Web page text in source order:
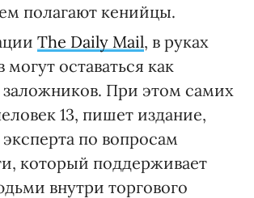
полагают кенийцы.
The Daily Mail, в руках
оставаться как
При этом самих
13, пишет издание,
по вопросам
который поддерживает
внутри торгового